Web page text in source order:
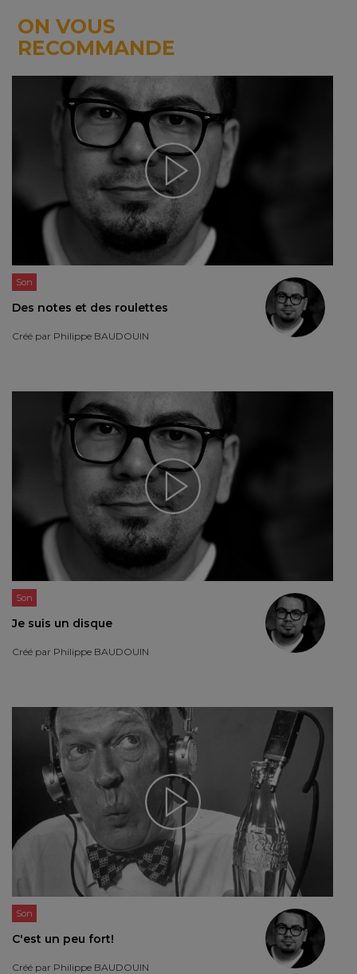
ON VOUS
RECOMMANDE
Son
Des notes et des roulettes
Créé par Philippe BAUDOUIN
Son
Je suis un disque
Créé par Philippe BAUDOUIN
Son
C'est un peu fort!
Créé par Philippe BAUDOUIN